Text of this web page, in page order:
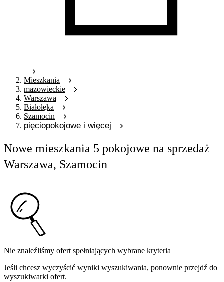
Mieszkania
mazowieckie
Warszawa
Białołęka
Szamocin
pięciopokojowe i więcej
Nowe mieszkania 5 pokojowe na sprzedaż
Warszawa, Szamocin
Nie znaleźliśmy ofert spełniających wybrane kryteria
Jeśli chcesz wyczyścić wyniki wyszukiwania, ponownie przejdź do
wyszukiwarki ofert.